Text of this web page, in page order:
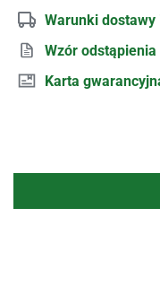
Warunki dostawy
Wzór
Karta